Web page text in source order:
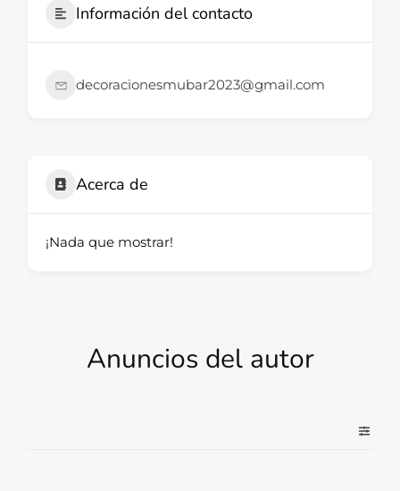
Información del contacto
decoracionesmubar2023@gmail.com
Acerca de
¡Nada que mostrar!
Anuncios del autor